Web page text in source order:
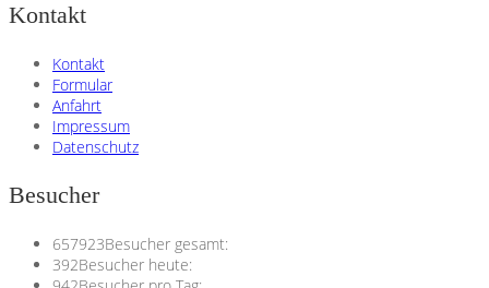
Kontakt
Kontakt
Formular
Anfahrt
Impressum
Datenschutz
Besucher
657923Besucher gesamt:
392Besucher heute: